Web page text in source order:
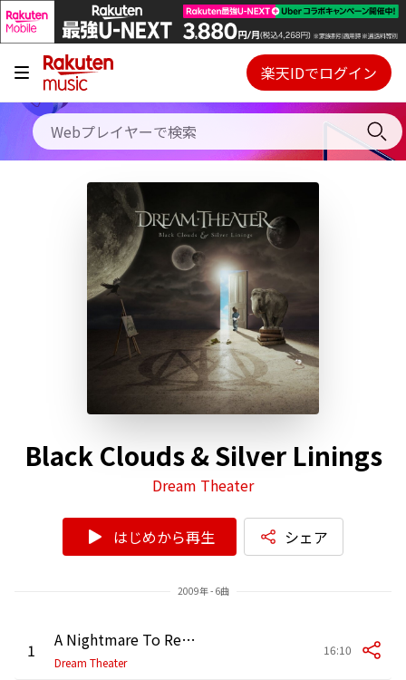
キャンペーン
料金プラン
使い方
初回30日間無料お試し
Webプレイヤー
ご契約内容の確認・変更
楽天IDでログイン
Black Clouds & Silver Linings
Dream Theater
はじめから再生 シェア
2009年 - 6曲
1 A Nightmare To Remember
Dream Theater
16:10